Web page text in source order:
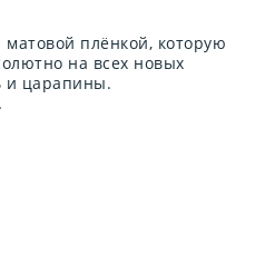
плёнкой, которую
на всех новых
и царапины.